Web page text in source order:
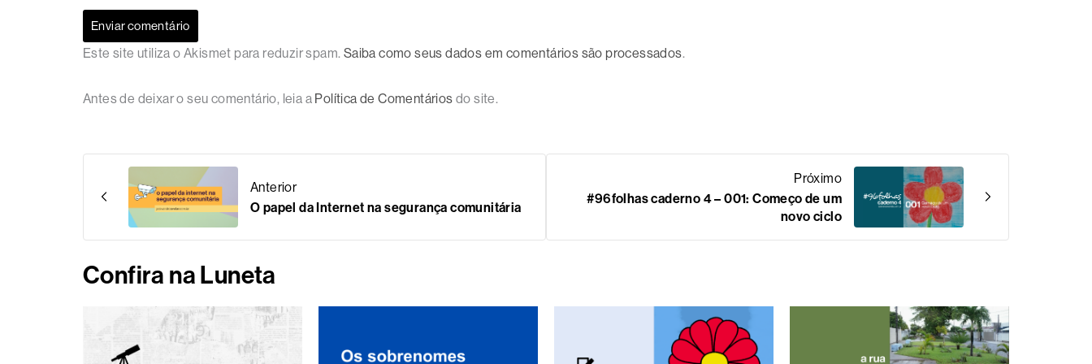
Este site utiliza o Akismet para reduzir spam. Saiba como seus dados em comentários são processados.
Antes de deixar o seu comentário, leia a Política de Comentários do site.
Anterior
O papel da Internet na segurança comunitária
Próximo
#96folhas caderno 4 – 001: Começo de um
novo ciclo
Confira na Luneta